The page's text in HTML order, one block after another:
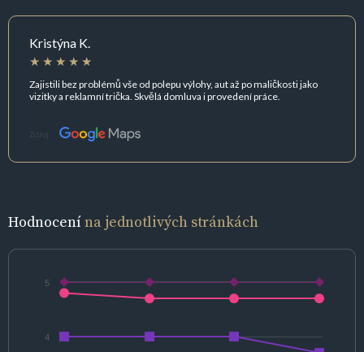
Kristýna K.
Zajistili bez problémů vše od polepu výlohy, aut až po maličkosti jako
vizitky a reklamní trička. Skvělá domluva i provedení práce.
Zdroj:
Hodnocenína jednotlivých stránkách
4
5